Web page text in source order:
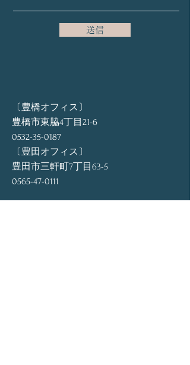
送信
〔豊橋オフィス〕
豊橋市東脇4丁目21-6
0532-35-0187
〔豊田オフィス〕
豊田市三軒町7丁目63-5
​0565-47-0111